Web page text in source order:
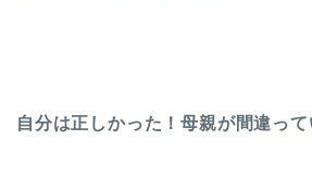
自分は正しかった！母親が間違って